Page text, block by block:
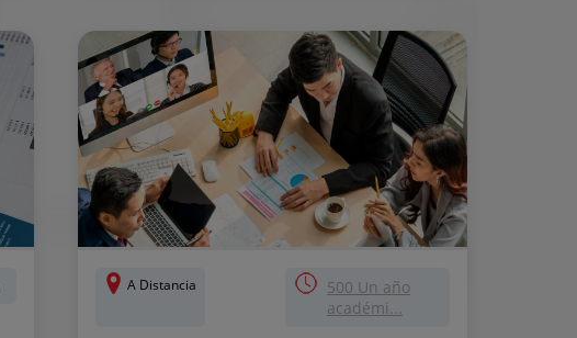
A Distancia
500 Un año
académi...